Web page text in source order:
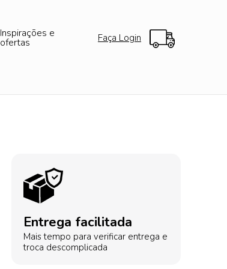
Inspirações e
ofertas Faça Login
Entrega facilitada
Mais tempo para verificar entrega e
troca descomplicada